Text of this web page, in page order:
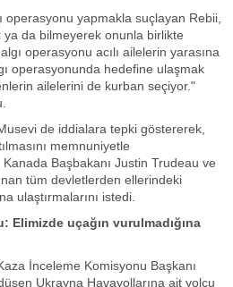
operasyonu yapmakla suçlayan Rebii,
da bilmeyerek onunla birlikte
operasyonu acılı ailelerin yarasına
operasyonunda hedefine ulaşmak
ailelerini de kurban seçiyor."
de iddialara tepki göstererek,
memnuniyetle
Kanada Başbakanı Justin Trudeau ve
tüm devletlerden ellerindeki
ulaştırmalarını istedi.
Elimizde uçağın vurulmadığına
İnceleme Komisyonu Başkanı
Ukrayna Havayollarına ait yolcu